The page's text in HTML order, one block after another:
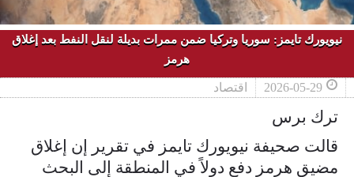
نيويورك تايمز: سوريا وتركيا ضمن ممرات بديلة لنقل النفط بعد إغلاق
هرمز
2026-05-29 اقتصاد
ترك برس
قالت صحيفة نيويورك تايمز في تقرير إن إغلاق
مضيق هرمز دفع دولاً في المنطقة إلى البحث